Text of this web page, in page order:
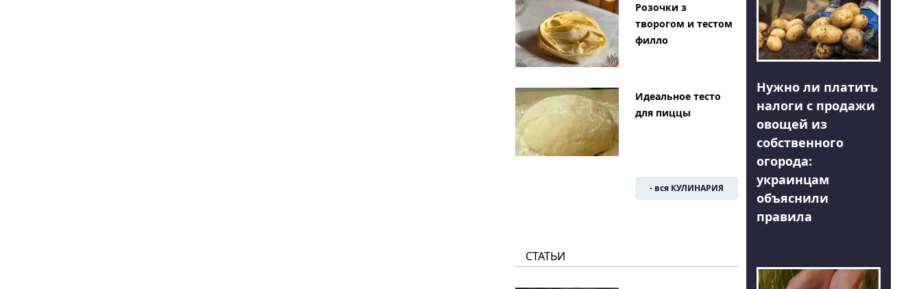
Розочки з
творогом и тестом
филло
Идеальное тесто
для пиццы
- вся КУЛИНАРИЯ
СТАТЬИ
Нужно ли платить
налоги с продажи
овощей из
собственного
огорода:
украинцам
объяснили
правила